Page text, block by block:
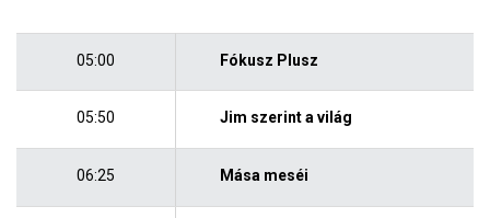
05:00 Fókusz Plusz
05:50 Jim szerint a világ
06:25 Mása meséi